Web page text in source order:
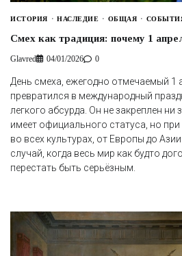
ИСТОРИЯ НАСЛЕДИЕ ОБЩАЯ
Смех как традиция: почему 1
Glavred 04/01/2026 0
День смеха, ежегодно отмечаемый 1
превратился в международный
легкого абсурда. Он не закреплен ни
имеет официального статуса, но
во всех культурах, от Европы до
случай, когда весь мир как будто
перестать быть серьёзным.